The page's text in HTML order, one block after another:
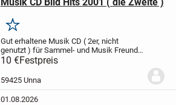
Merken
Gut erhaltene Musik CD ( 2er, nicht
genutzt ) für Sammel- und Musik Freunde,
siehe Fotos.Zu bekommen solange sie
online ist. Günstiger wird es nicht.
Selbstabholer !
10 €Festpreis
59425 Unna
01.08.2026